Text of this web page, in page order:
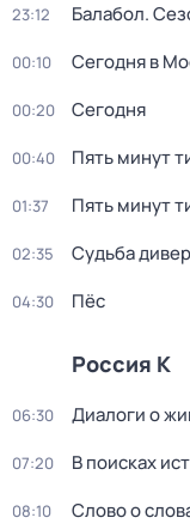
23:12 Балабол.
00:10 Сегодня в
00:20 Сегодня
00:40 Пять минут
01:37 Пять минут
02:35 Судьба
04:30 Пёс
Россия К
06:30 Диалоги о
07:20 В поисках
08:10 Слово о